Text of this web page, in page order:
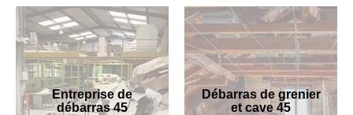
Entreprise de
débarras 45
Débarras de grenier
et cave 45